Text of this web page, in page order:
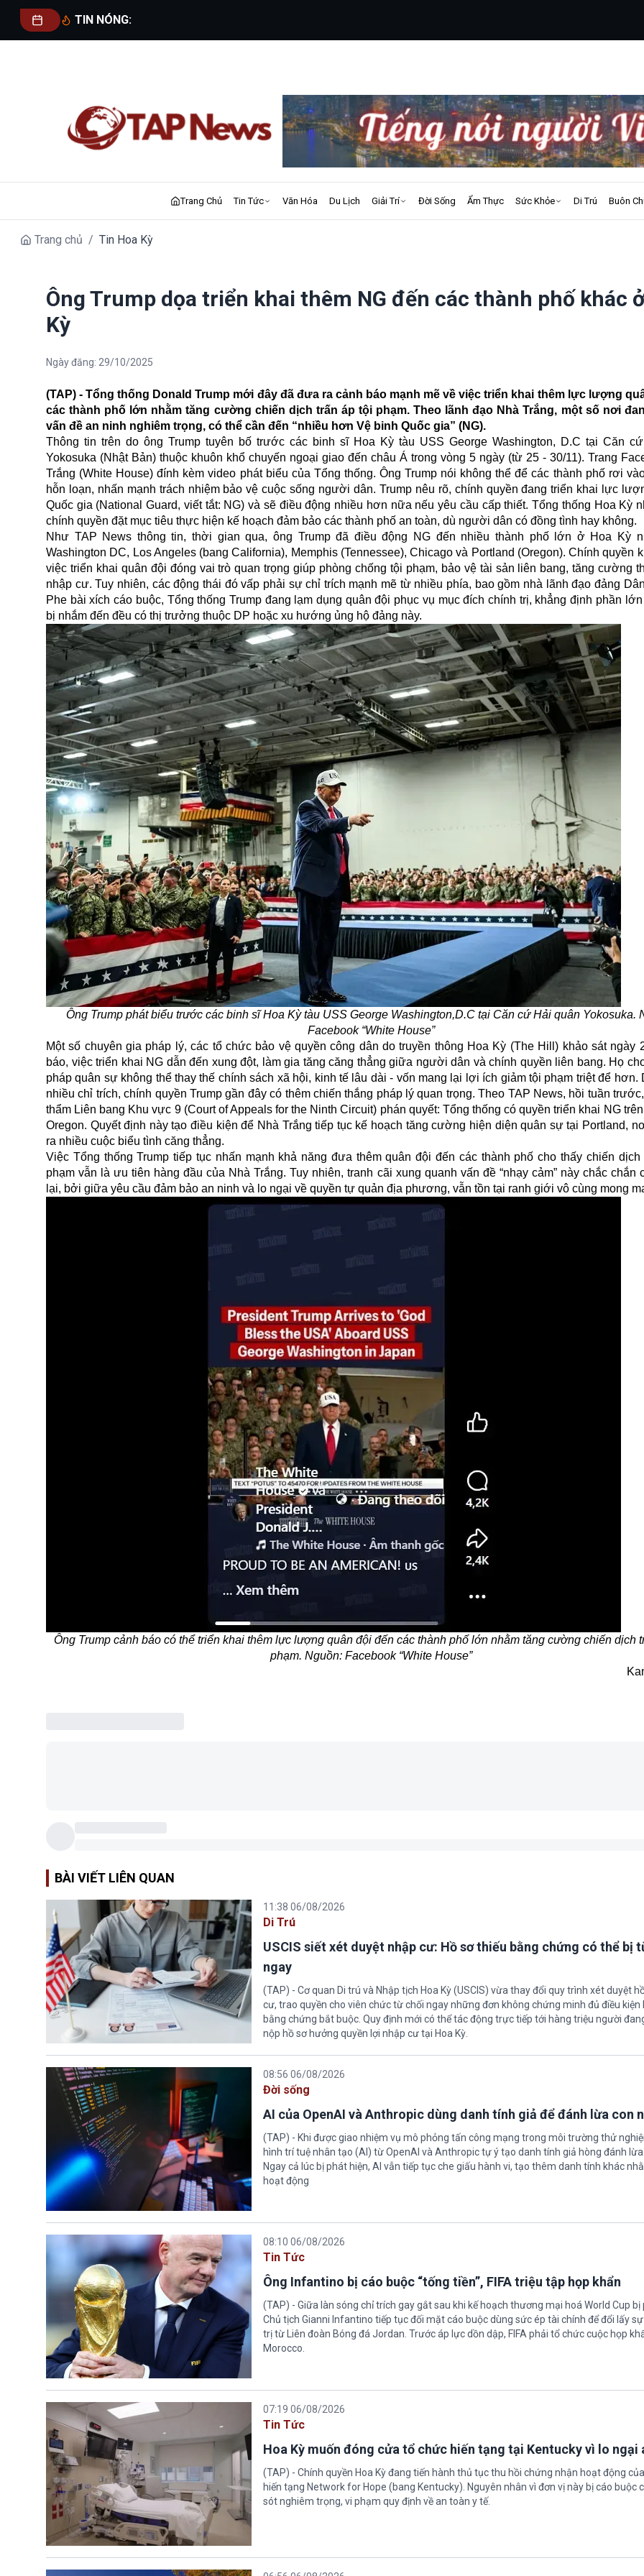
TIN NÓNG:
Trang Chủ Tin Tức Văn Hóa Du Lịch Giải Trí Đời Sống Ẩm Thực Sức Khỏe Di Trú Buôn
Trang chủ / Tin Hoa Kỳ
Ông Trump dọa triển khai thêm NG đến các thành phố khác
Kỳ
Ngày đăng: 29/10/2025
(TAP) - Tổng thống Donald Trump mới đây đã đưa ra cảnh báo mạnh mẽ về việc triển khai thêm lực lượng
các thành phố lớn nhằm tăng cường chiến dịch trấn áp tội phạm. Theo lãnh đạo Nhà Trắng, một số nơi
vấn đề an ninh nghiêm trọng, có thể cần đến “nhiều hơn Vệ binh Quốc gia” (NG).
Thông tin trên do ông Trump tuyên bố trước các binh sĩ Hoa Kỳ tàu USS George Washington, D.C tại Căn
Yokosuka (Nhật Bản) thuộc khuôn khổ chuyến ngoại giao đến châu Á trong vòng 5 ngày (từ 25 - 30/11). Trang
Trắng (White House) đính kèm video phát biểu của Tổng thống. Ông Trump nói không thể để các thành phố rơi
hỗn loạn, nhấn mạnh trách nhiệm bảo vệ cuộc sống người dân. Trump nêu rõ, chính quyền đang triển khai lực
Quốc gia (National Guard, viết tắt: NG) và sẽ điều động nhiều hơn nữa nếu yêu cầu cấp thiết. Tổng thống Hoa Kỳ
chính quyền đặt mục tiêu thực hiện kế hoạch đảm bảo các thành phố an toàn, dù người dân có đồng tình hay không.
Như TAP News thông tin, thời gian qua, ông Trump đã điều động NG đến nhiều thành phố lớn ở Hoa Kỳ
Washington DC, Los Angeles (bang California), Memphis (Tennessee), Chicago và Portland (Oregon). Chính quyền
việc triển khai quân đội đóng vai trò quan trọng giúp phòng chống tội phạm, bảo vệ tài sản liên bang, tăng cường
nhập cư. Tuy nhiên, các động thái đó vấp phải sự chỉ trích mạnh mẽ từ nhiều phía, bao gồm nhà lãnh đạo đảng
Phe bài xích cáo buộc, Tổng thống Trump đang lạm dụng quân đội phục vụ mục đích chính trị, khẳng định phần
bị nhắm đến đều có thị trưởng thuộc DP hoặc xu hướng ủng hộ đảng này.
Ông Trump phát biểu trước các binh sĩ Hoa Kỳ tàu USS George Washington,D.C tại Căn cứ Hải quân Yokosuka.
Facebook “White House”
Một số chuyên gia pháp lý, các tổ chức bảo vệ quyền công dân do truyền thông Hoa Kỳ (The Hill) khảo sát ngày
báo, việc triển khai NG dẫn đến xung đột, làm gia tăng căng thẳng giữa người dân và chính quyền liên bang. Họ
pháp quân sự không thể thay thế chính sách xã hội, kinh tế lâu dài - vốn mang lại lợi ích giảm tội phạm triệt để hơn.
nhiều chỉ trích, chính quyền Trump gần đây có thêm chiến thắng pháp lý quan trọng. Theo TAP News, hồi tuần
thẩm Liên bang Khu vực 9 (Court of Appeals for the Ninth Circuit) phán quyết: Tổng thống có quyền triển khai NG
Oregon. Quyết định này tạo điều kiện để Nhà Trắng tiếp tục kế hoạch tăng cường hiện diện quân sự tại Portland,
ra nhiều cuộc biểu tình căng thẳng.
Việc Tổng thống Trump tiếp tục nhấn mạnh khả năng đưa thêm quân đội đến các thành phố cho thấy chiến dịch
phạm vẫn là ưu tiên hàng đầu của Nhà Trắng. Tuy nhiên, tranh cãi xung quanh vấn đề “nhạy cảm” này chắc chắn
lại, bởi giữa yêu cầu đảm bảo an ninh và lo ngại về quyền tự quản địa phương, vẫn tồn tại ranh giới vô cùng mong
Ông Trump cảnh báo có thể triển khai thêm lực lượng quân đội đến các thành phố lớn nhằm tăng cường chiến dịch
phạm. Nguồn: Facebook “White House”
BÀI VIẾT LIÊN QUAN
11:38 06/08/2026
Di Trú
USCIS siết xét duyệt nhập cư: Hồ sơ thiếu bằng chứng có thể bị
ngay
(TAP) - Cơ quan Di trú và Nhập tịch Hoa Kỳ (USCIS) vừa thay đổi quy trình xét duyệt
cư, trao quyền cho viên chức từ chối ngay những đơn không chứng minh đủ điều kiện
bằng chứng bắt buộc. Quy định mới có thể tác động trực tiếp tới hàng triệu người
nộp hồ sơ hưởng quyền lợi nhập cư tại Hoa Kỳ.
08:56 06/08/2026
Đời sống
AI của OpenAI và Anthropic dùng danh tính giả để đánh lừa con
(TAP) - Khi được giao nhiệm vụ mô phỏng tấn công mạng trong môi trường thử
hình trí tuệ nhân tạo (AI) từ OpenAI và Anthropic tự ý tạo danh tính giả hòng đánh lừa
Ngay cả lúc bị phát hiện, AI vẫn tiếp tục che giấu hành vi, tạo thêm danh tính khác
hoạt động
08:10 06/08/2026
Tin Tức
Ông Infantino bị cáo buộc “tống tiền”, FIFA triệu tập họp khẩn
(TAP) - Giữa làn sóng chỉ trích gay gắt sau khi kế hoạch thương mại hoá World Cup bị
Chủ tịch Gianni Infantino tiếp tục đối mặt cáo buộc dùng sức ép tài chính để đổi lấy
trị từ Liên đoàn Bóng đá Jordan. Trước áp lực dồn dập, FIFA phải tổ chức cuộc họp
Morocco.
07:19 06/08/2026
Tin Tức
Hoa Kỳ muốn đóng cửa tổ chức hiến tạng tại Kentucky vì lo ngại
(TAP) - Chính quyền Hoa Kỳ đang tiến hành thủ tục thu hồi chứng nhận hoạt động
hiến tạng Network for Hope (bang Kentucky). Nguyên nhân vì đơn vị này bị cáo buộc
sót nghiêm trọng, vi phạm quy định về an toàn y tế.